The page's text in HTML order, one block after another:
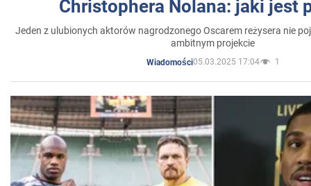
Christophera Nolana: jaki jest
Jeden z ulubionych aktorów nagrodzonego Oscarem reżysera nie
ambitnym projekcie
Wiadomości05.03.2025 17:04 1